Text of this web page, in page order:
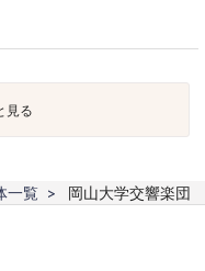
見る
一覧 岡山大学交響楽団